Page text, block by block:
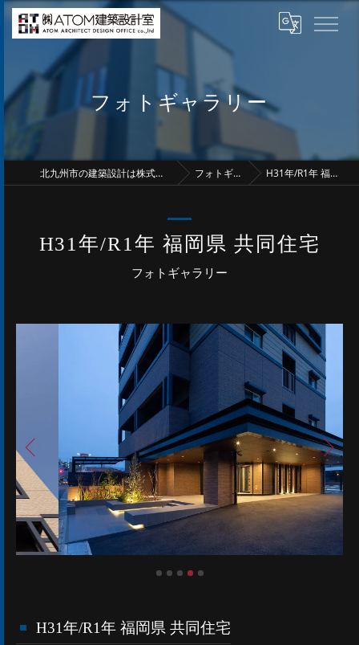
フォトギャラリー
北九州市の建築設計は株式会社アトム建築設計室 フォトギャラリー H31年/R1年 福岡県 共同住宅
フォトギャラリー
H31年/R1年 福岡県 共同住宅
H31年/R1年 福岡県 共同住宅